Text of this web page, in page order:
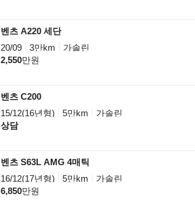
벤츠 A220 세단
20/09
3만km
가솔린
2,550만원
벤츠 C200
15/12(16년형)
5만km
가솔린
상담
벤츠 S63L AMG 4매틱
16/12(17년형)
5만km
가솔린
6,850만원